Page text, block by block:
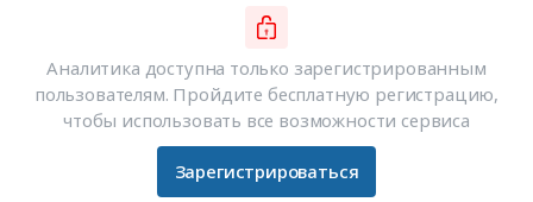
Аналитика доступна только зарегистрированным
пользователям. Пройдите бесплатную регистрацию,
чтобы использовать все возможности сервиса
Зарегистрироваться